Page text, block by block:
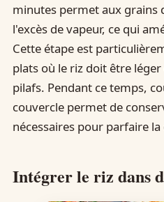
minutes permet aux grains
l'excès de vapeur, ce qui
Cette étape est
plats où le riz doit être
pilafs. Pendant ce temps,
couvercle permet de
nécessaires pour parfaire la
Intégrer le riz dans